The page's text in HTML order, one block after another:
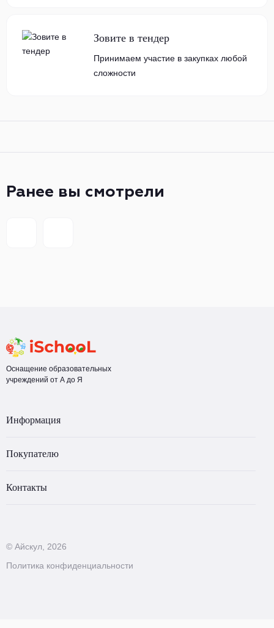
Зовите в тендер
Принимаем участие в закупках любой
сложности
Ранее вы смотрели
Оснащение образовательных
учреждений от А до Я
Информация
Покупателю
Контакты
© Айскул, 2026
Политика конфиденциальности